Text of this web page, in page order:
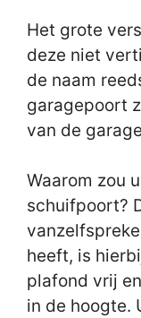
Het grote
deze niet
de naam
garagepoort
van de
Waarom zou
schuifpoort?
heeft, is
plafond vrij
in de hoogte.